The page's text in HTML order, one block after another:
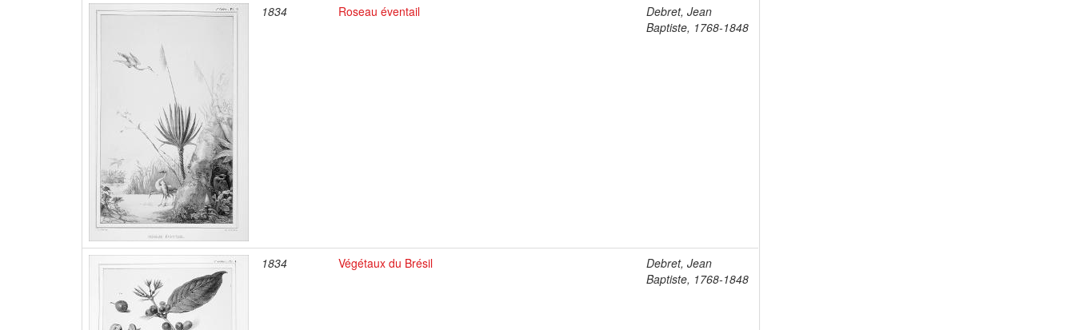
1834 Roseau éventail
Debret, Jean
Baptiste, 1768-1848
1834 Végétaux du Brésil
Debret, Jean
Baptiste, 1768-1848